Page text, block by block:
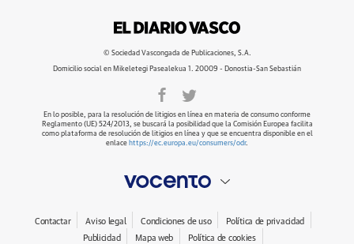
© Sociedad Vascongada de Publicaciones, S.A.
Domicilio social en Mikeletegi Pasealekua 1. 20009 - Donostia-San Sebastián
En lo posible, para la resolución de litigios en línea en materia de consumo conforme
Reglamento (UE) 524/2013, se buscará la posibilidad que la Comisión Europea facilita
como plataforma de resolución de litigios en línea y que se encuentra disponible en el
enlace https://ec.europa.eu/consumers/odr.
Contactar Aviso legal Condiciones de uso
Política de privacidad
Publicidad
Mapa web Política de cookies